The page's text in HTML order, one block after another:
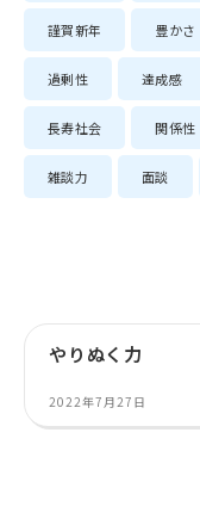
謹賀新年 豊かさ
過剰性 達成感
長寿社会 関係性
雑談力 面談
やりぬく力
2022年7月27日